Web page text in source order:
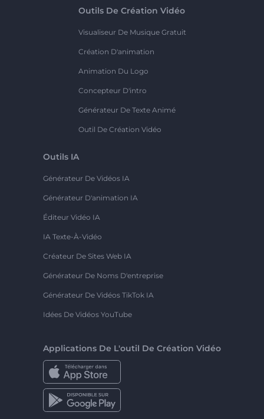
Outils De Création Vidéo
Visualiseur De Musique Gratuit
Création D'animation
Animation Du Logo
Concepteur D'intro
Générateur De Texte Animé
Outil De Création Vidéo
Outils IA
Générateur De Vidéos IA
Générateur D'animation IA
Éditeur Vidéo IA
IA Texte-À-Vidéo
Créateur De Sites Web IA
Générateur De Noms D'entreprise
Générateur De Vidéos TikTok IA
Idées De Vidéos YouTube
Applications De L'outil De Création Vidéo